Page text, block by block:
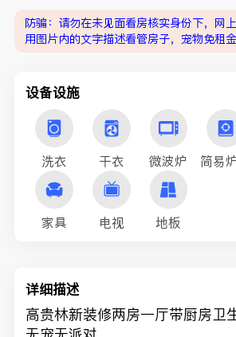
防骗：请勿在未见面看房核实身份下，网上
用图片内的文字描述看管房子，宠物免租
设备设施
洗衣 干衣 微波炉 简易
家具 电视 地板
详细描述
高贵林新装修两房一厅带厨房卫